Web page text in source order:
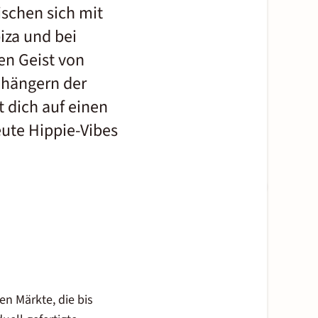
sich mit
und bei
Geist von
der
dich auf einen
Hippie-Vibes
Märkte, die bis